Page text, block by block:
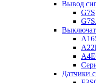
Вывод
G7S
Датчики